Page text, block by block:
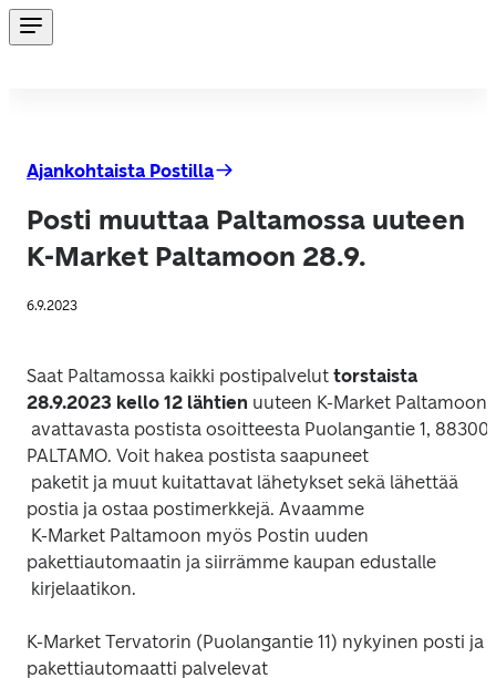
Ajankohtaista Postilla
Posti muuttaa Paltamossa uuteen
K-Market Paltamoon 28.9.
6.9.2023
Saat Paltamossa kaikki postipalvelut torstaista
28.9.2023 kello 12 lähtien uuteen K-Market Paltamoon
PALTAMO. Voit hakea postista saapuneet
postia ja ostaa postimerkkejä. Avaamme
pakettiautomaatin ja siirrämme kaupan edustalle
K-Market Tervatorin (Puolangantie 11) nykyinen posti ja
pakettiautomaatti palvelevat